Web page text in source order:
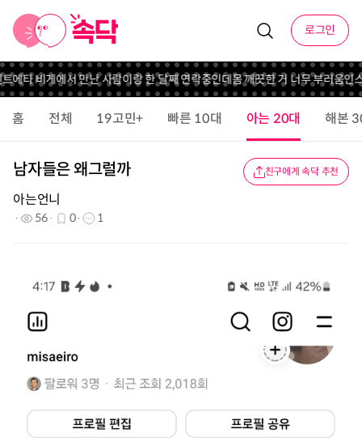
로그인
에타 비게에서 만난 사람이랑 한 달째 연락중인데몸 깨끗한 거 너무 부러움인
홈 전체 19고민+ 빠른 10대 아는 20대 해본
남자들은 왜그럴까 친구에게 속닥 추천
아는언니
56 0 1